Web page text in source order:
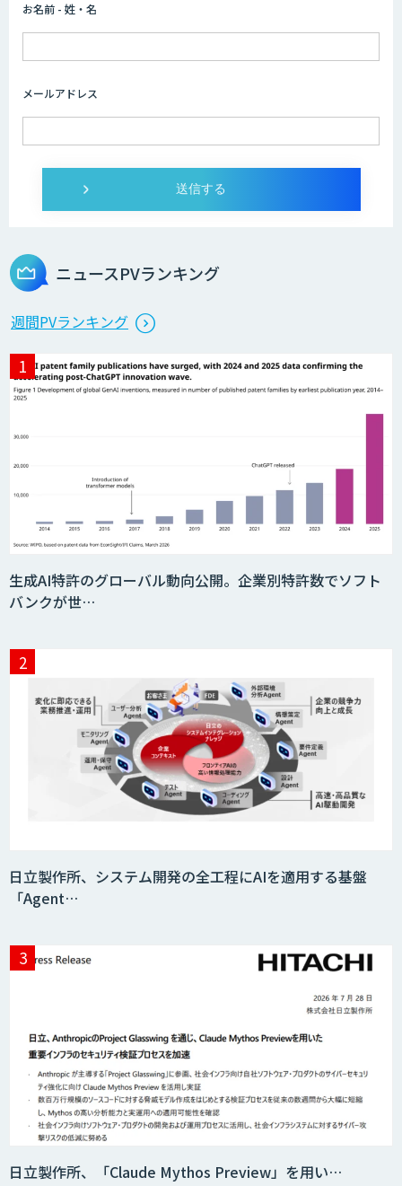
imprai ezKotae
ログミーツ powered by GPT-4
生成AI活用 1day ブートキャンプ
「AI課題の⽬利き」コンサルティングサ
タ収集・作成
JOINT AI Flow byGMO
Acompany セキュアチャット
AI価格調査ツールSmapra
secondz Agentsense
お名前 - 姓・名
メールアドレス
ニュースPVランキング
週間PVランキング
生成AI特許のグローバル動向公開。企業別特許数でソフト
バンクが世…
日立製作所、システム開発の全工程にAIを適用する基盤
「Agent…
日立製作所、「Claude Mythos Preview」を用い…